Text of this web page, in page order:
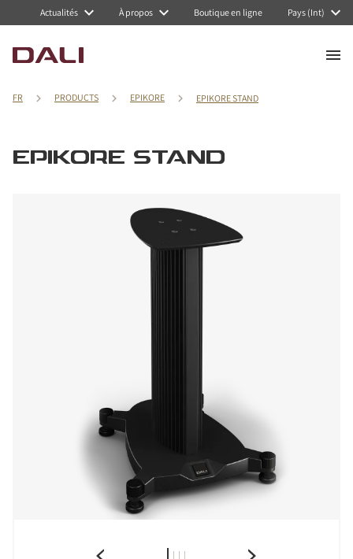
Actualités À propos Boutique en ligne Pays (Int)
FR PRODUCTS EPIKORE EPIKORE STAND
EPIKORE STAND